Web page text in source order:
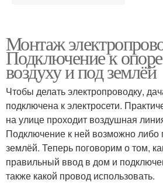
Монтаж
Подключение к
воздуху и под землёй
Чтобы делать электропроводку,
подключена к электросети.
на улице проходит воздушная
Подключение к ней возможно либо
землёй. Теперь поговорим о том,
правильный ввод в дом и
также какой провод использовать.